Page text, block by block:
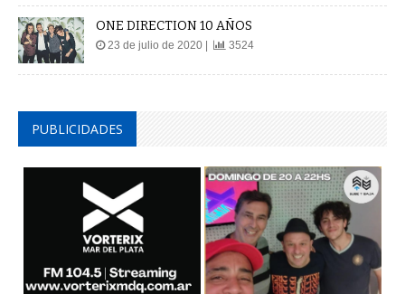
ONE DIRECTION 10 AÑOS
23 de julio de 2020 | 3524
PUBLICIDADES